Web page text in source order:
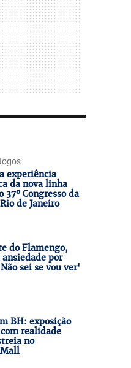
experiência
da nova linha
37º Congresso da
de Janeiro
do Flamengo,
por
sei se vou ver'
BH: exposição
realidade
no